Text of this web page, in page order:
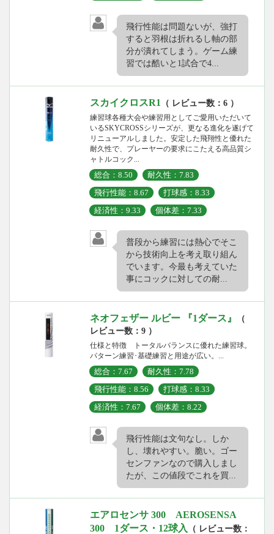
飛行性能は問題ないが、強打
すると羽根は折れるし軸の部
分が潰れてしまう。ゲーム練
習では酷いと1試合で4...
スカイクロスR1 （ レビュー数：6 ）
練習球各種大会や練習用としてご愛用いただいて
いるSKYCROSSシリーズが、更なる進化を遂げて
リニューアルしました。安定した飛翔性と優れた
耐久性で、プレーヤーの要求にこたえる高品質シ
ャトルコック...
総合：8.50
耐久性：7.83
飛行性能：8.67
打球感：8.33
経済性：9.33
個体差：7.33
普段から練習には熱心でそこ
から技術向上を考え取り組ん
でいます。今最も考えていた
事にコックに対しての耐...
ネオフェザー ルビー 『1ダース』
（
レビュー数：9 ）
仕様と特徴 トータルバランスに優れた練習球。
パターン練習･基礎練習と用途が広い。...
総合：7.67
耐久性：7.78
飛行性能：8.56
打球感：8.33
経済性：7.67
個体差：8.22
飛行性能は文句なし。しか
し、壊れやすい。脆い。ゴー
センファンなので購入しまし
たが、この値段でこれを買...
エアロセンサ 300 AEROSENSA
300 1ダース・12球入
（ レビュー数：